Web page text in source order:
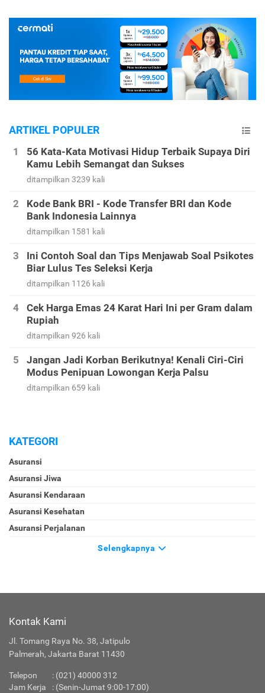
ARTIKEL POPULER
56 Kata-Kata Motivasi Hidup Terbaik Supaya Diri
Kamu Lebih Semangat dan Sukses
ditampilkan 3239 kali
Kode Bank BRI - Kode Transfer BRI dan Kode
Bank Indonesia Lainnya
ditampilkan 1581 kali
Ini Contoh Soal dan Tips Menjawab Soal Psikotes
Biar Lulus Tes Seleksi Kerja
ditampilkan 1126 kali
Cek Harga Emas 24 Karat Hari Ini per Gram dalam
Rupiah
ditampilkan 926 kali
Jangan Jadi Korban Berikutnya! Kenali Ciri-Ciri
Modus Penipuan Lowongan Kerja Palsu
ditampilkan 659 kali
KATEGORI
Asuransi
Asuransi Jiwa
Asuransi Kendaraan
Asuransi Kesehatan
Asuransi Perjalanan
Selengkapnya
Kontak Kami
Jl. Tomang Raya No. 38, Jatipulo
Palmerah, Jakarta Barat 11430
Telepon : (021) 40000 312
Jam Kerja
: (Senin-Jumat 9:00-17:00)